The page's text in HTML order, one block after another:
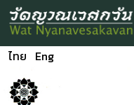
ไทย Eng